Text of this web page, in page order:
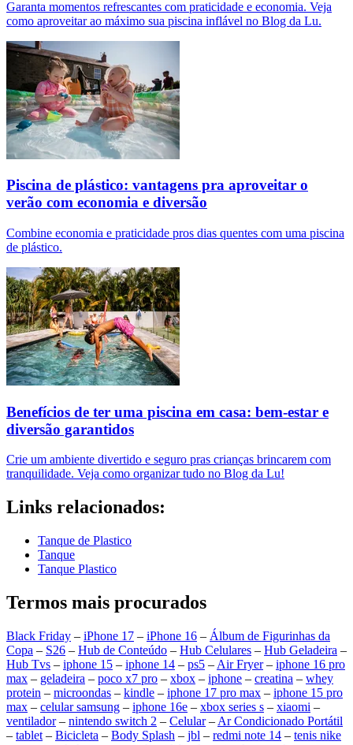
Garanta momentos refrescantes com praticidade e economia. Veja
como aproveitar ao máximo sua piscina inflável no Blog da Lu.
Piscina de plástico: vantagens pra aproveitar o
verão com economia e diversão
Combine economia e praticidade pros dias quentes com uma piscina
de plástico.
Benefícios de ter uma piscina em casa: bem-estar e
diversão garantidos
Crie um ambiente divertido e seguro pras crianças brincarem com
tranquilidade. Veja como organizar tudo no Blog da Lu!
Links relacionados:
Tanque de Plastico
Tanque
Tanque Plastico
Termos mais procurados
Black Friday – iPhone 17 – iPhone 16 – Álbum de Figurinhas da
Copa – S26 – Hub de Conteúdo – Hub Celulares – Hub Geladeira –
Hub Tvs – iphone 15 – iphone 14 – ps5 – Air Fryer– iphone 16 pro
max – geladeira – poco x7 pro – xbox – iphone – creatina – whey
protein – microondas – kindle – iphone 17 pro max – iphone 15 pro
max – celular samsung – iphone 16e – xbox series s – xiaomi –
ventilador– nintendo switch 2 – Celular– Ar Condicionado Portátil
– tablet – Bicicleta – Body Splash – jbl – redmi note 14 – tenis nike